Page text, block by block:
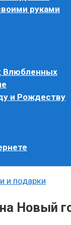
руками
Влюбленных
и Рождеству
и подарки
Новый